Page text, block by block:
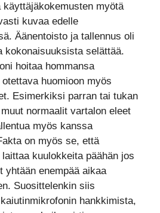
myötä
kuvaa edelle
Äänentoisto ja tallennus oli
kokonaisuuksista selättää.
hoitaa hommansa
huomioon myös
Esimerkiksi parran tai tukan
normaalit vartalon eleet
myös kanssa
on myös se, että
kuulokkeita päähän jos
yhtään enempää aikaa
Suosittelenkin siis
hankkimista,